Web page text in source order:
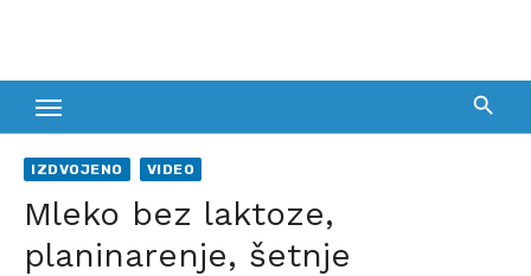
IZDVOJENO VIDEO
Mleko bez laktoze,
planinarenje, šetnje